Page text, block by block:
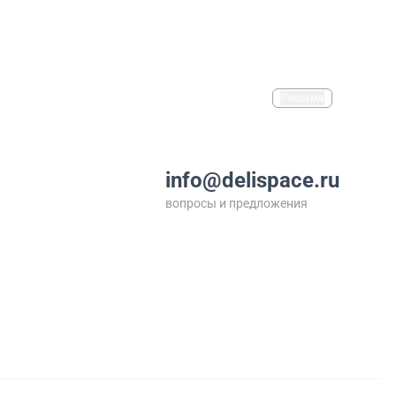
info@delispace.ru
вопросы и предложения